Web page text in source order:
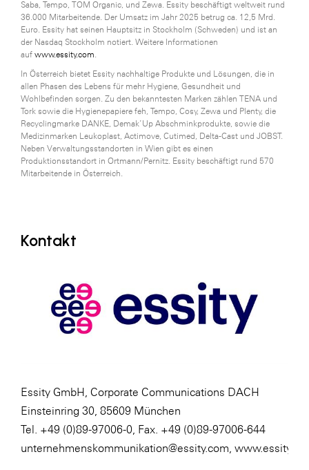
Saba, Tempo, TOM Organic, und Zewa. Essity beschäftigt weltweit rund
36.000 Mitarbeitende. Der Umsatz im Jahr 2025 betrug ca. 12,5 Mrd.
Euro. Essity hat seinen Hauptsitz in Stockholm (Schweden) und ist an
der Nasdaq Stockholm notiert. Weitere Informationen
auf www.essity.com
In Österreich bietet Essity nachhaltige Produkte und Lösungen, die in
allen Phasen des Lebens für mehr Hygiene, Gesundheit und
Wohlbefinden sorgen. Zu den bekanntesten Marken zählen TENA und
Tork sowie die Hygienepapiere feh, Tempo, Cosy, Zewa und Plenty, die
Recyclingmarke DANKE, Demak’Up Abschminkprodukte, sowie die
Medizinmarken Leukoplast, Actimove, Cutimed, Delta-Cast und JOBST.
Neben Verwaltungsstandorten in Wien gibt es einen
Produktionsstandort in Ortmann/Pernitz. Essity beschäftigt rund 570
Mitarbeitende in Österreich.
Kontakt
Essity GmbH, Corporate Communications DACH
Einsteinring 30, 85609 München
Tel. +49 (0)89-97006-0, Fax. +49 (0)89-97006-644
unternehmenskommunikation@essity.com www.essity.de